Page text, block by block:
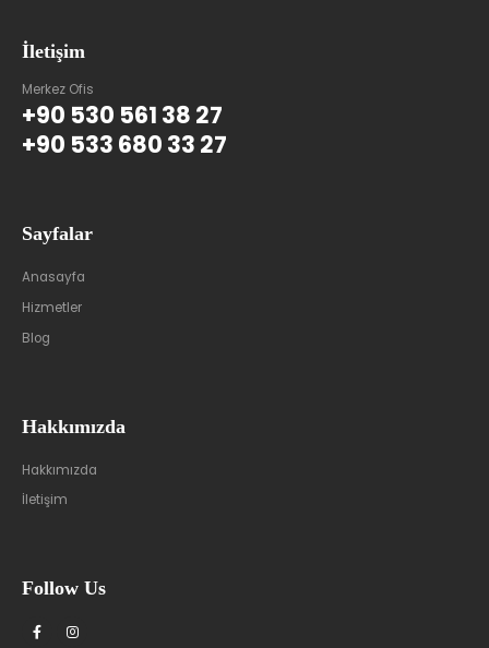
İletişim
Merkez Ofis
+90 530 561 38 27
+90 533 680 33 27
Sayfalar
Anasayfa
Hizmetler
Blog
Hakkımızda
Hakkımızda
İletişim
Follow Us